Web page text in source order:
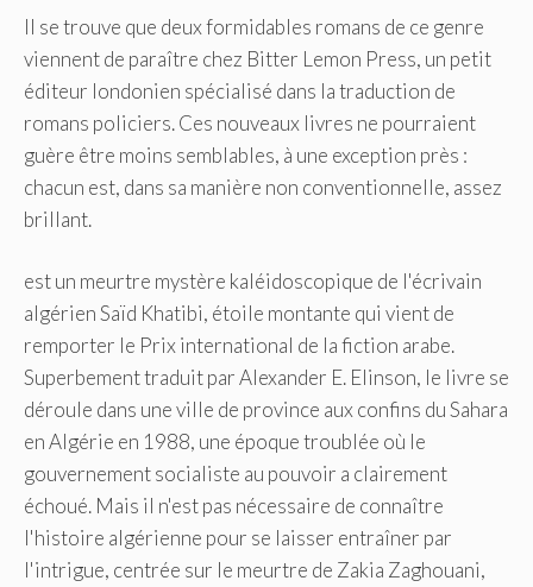
Il se trouve que deux formidables romans de ce genre
viennent de paraître chez Bitter Lemon Press, un petit
éditeur londonien spécialisé dans la traduction de
romans policiers. Ces nouveaux livres ne pourraient
guère être moins semblables, à une exception près :
chacun est, dans sa manière non conventionnelle, assez
brillant.
est un meurtre mystère kaléidoscopique de l'écrivain
algérien Saïd Khatibi, étoile montante qui vient de
remporter le Prix international de la fiction arabe.
Superbement traduit par Alexander E. Elinson, le livre se
déroule dans une ville de province aux confins du Sahara
en Algérie en 1988, une époque troublée où le
gouvernement socialiste au pouvoir a clairement
échoué. Mais il n'est pas nécessaire de connaître
l'histoire algérienne pour se laisser entraîner par
l'intrigue, centrée sur le meurtre de Zakia Zaghouani,